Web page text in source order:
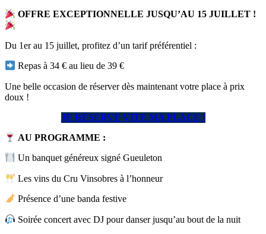
OFFRE EXCEPTIONNELLE JUSQU’AU 15 JUILLET !
Du 1er au 15 juillet, profitez d’un tarif préférentiel :
Repas à 34 € au lieu de 39 €
Une belle occasion de réserver dès maintenant votre place à prix
doux !
JE RÉSERVE VITE MA PLACE !
AU PROGRAMME :
Un banquet généreux signé Gueuleton
Les vins du Cru Vinsobres à l’honneur
Présence d’une banda festive
Soirée concert avec DJ pour danser jusqu’au bout de la nuit